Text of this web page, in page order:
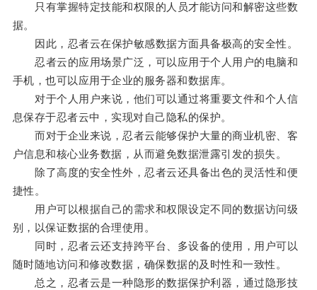
只有掌握特定技能和权限的人员才能访问和解密这些数
据。
因此，忍者云在保护敏感数据方面具备极高的安全性。
忍者云的应用场景广泛，可以应用于个人用户的电脑和
手机，也可以应用于企业的服务器和数据库。
对于个人用户来说，他们可以通过将重要文件和个人信
息保存于忍者云中，实现对自己隐私的保护。
而对于企业来说，忍者云能够保护大量的商业机密、客
户信息和核心业务数据，从而避免数据泄露引发的损失。
除了高度的安全性外，忍者云还具备出色的灵活性和便
捷性。
用户可以根据自己的需求和权限设定不同的数据访问级
别，以保证数据的合理使用。
同时，忍者云还支持跨平台、多设备的使用，用户可以
随时随地访问和修改数据，确保数据的及时性和一致性。
总之，忍者云是一种隐形的数据保护利器，通过隐形技